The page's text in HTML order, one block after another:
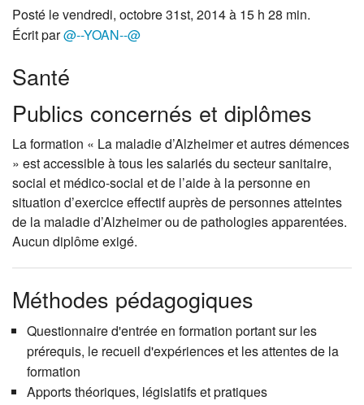
Posté le vendredi, octobre 31st, 2014 à 15 h 28 min.
Écrit par@--YOAN--@
Santé
Publics concernés et diplômes
La formation « La maladie d’Alzheimer et autres démences
» est accessible à tous les salariés du secteur sanitaire,
social et médico-social et de l’aide à la personne en
situation d’exercice effectif auprès de personnes atteintes
de la maladie d’Alzheimer ou de pathologies apparentées.
Aucun diplôme exigé.
Méthodes pédagogiques
Questionnaire d'entrée en formation portant sur les
prérequis, le recueil d'expériences et les attentes de la
formation
Apports théoriques, législatifs et pratiques